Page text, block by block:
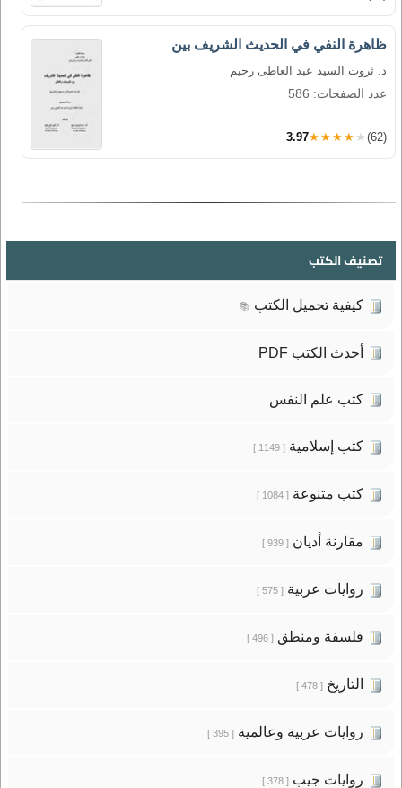
ظاهرة النفي في الحديث الشريف بين
د. ثروت السيد عبد العاطى رحيم
عدد الصفحات: 586
3.97★★★★★ (62)
تصنيف الكتب
كيفية تحميل الكتب 📚
أحدث الكتب PDF
كتب علم النفس
كتب إسلامية[ 1149 ]
كتب متنوعة[ 1084 ]
مقارنة أديان[ 939 ]
روايات عربية[ 575 ]
فلسفة ومنطق[ 496 ]
التاريخ[ 478 ]
روايات عربية وعالمية[ 395 ]
روايات جيب[ 378 ]